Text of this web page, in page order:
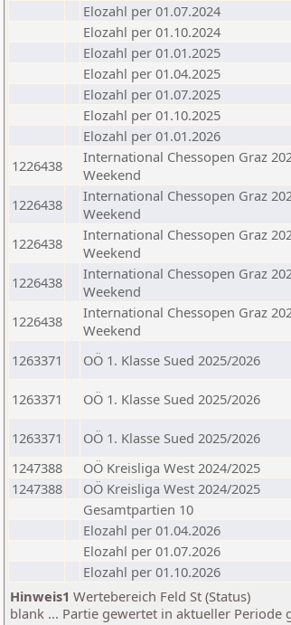
Elozahl per 01.07.2024
Elozahl per 01.10.2024
Elozahl per 01.01.2025
Elozahl per 01.04.2025
Elozahl per 01.07.2025
Elozahl per 01.10.2025
Elozahl per 01.01.2026
1226438
International Chessopen Graz
Weekend
1226438
International Chessopen Graz
Weekend
1226438
International Chessopen Graz
Weekend
1226438
International Chessopen Graz
Weekend
1226438
International Chessopen Graz
Weekend
1263371 OÖ 1. Klasse Sued 2025/2026
1263371 OÖ 1. Klasse Sued 2025/2026
1263371 OÖ 1. Klasse Sued 2025/2026
1247388
OÖ Kreisliga West 2024/2025
1247388
OÖ Kreisliga West 2024/2025
Gesamtpartien 10
Elozahl per 01.04.2026
Elozahl per 01.07.2026
Elozahl per 01.10.2026
Hinweis1 Wertebereich Feld St (Status)
blank ... Partie gewertet in aktueller Periode